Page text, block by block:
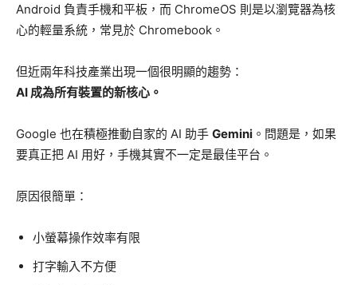
Android 負責手機和平板，而 ChromeOS 則是以瀏覽器為核
心的輕量系統，常見於 Chromebook。
但近兩年科技產業出現一個很明顯的趨勢：
AI 成為所有裝置的新核心。
Google 也在積極推動自家的 AI 助手 Gemini 。問題是，如果
要真正把 AI 用好，手機其實不一定是最佳平台。
原因很簡單：
小螢幕操作效率有限
打字輸入不方便